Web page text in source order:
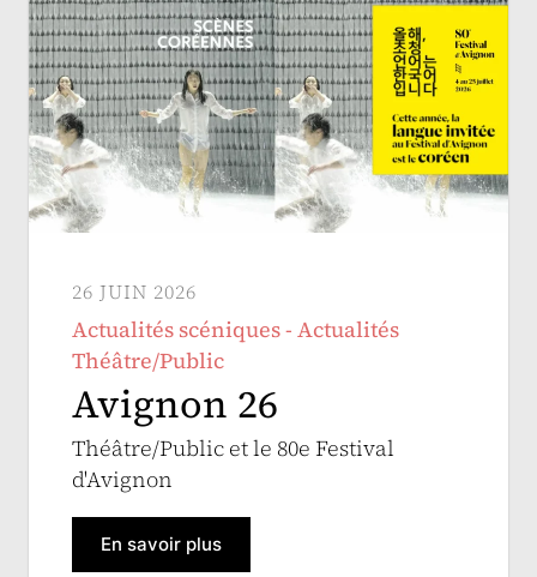
26 JUIN 2026
Actualités scéniques - Actualités
Théâtre/Public
Avignon 26
Théâtre/Public et le 80e Festival
d'Avignon
En savoir plus